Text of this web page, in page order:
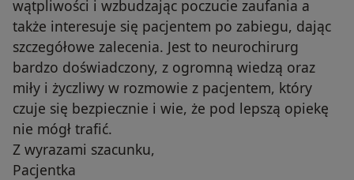
wątpliwości i wzbudzając poczucie zaufania a
także interesuje się pacjentem po zabiegu, dając
szczegółowe zalecenia. Jest to neurochirurg
bardzo doświadczony, z ogromną wiedzą oraz
miły i życzliwy w rozmowie z pacjentem, który
czuje się bezpiecznie i wie, że pod lepszą opiekę
nie mógł trafić.
Z wyrazami szacunku,
Pacjentka